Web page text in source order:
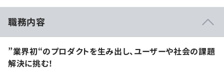
職務内容
”業界初“のプロダクトを生み出し、ユーザーや社会の課題
解決に挑む！